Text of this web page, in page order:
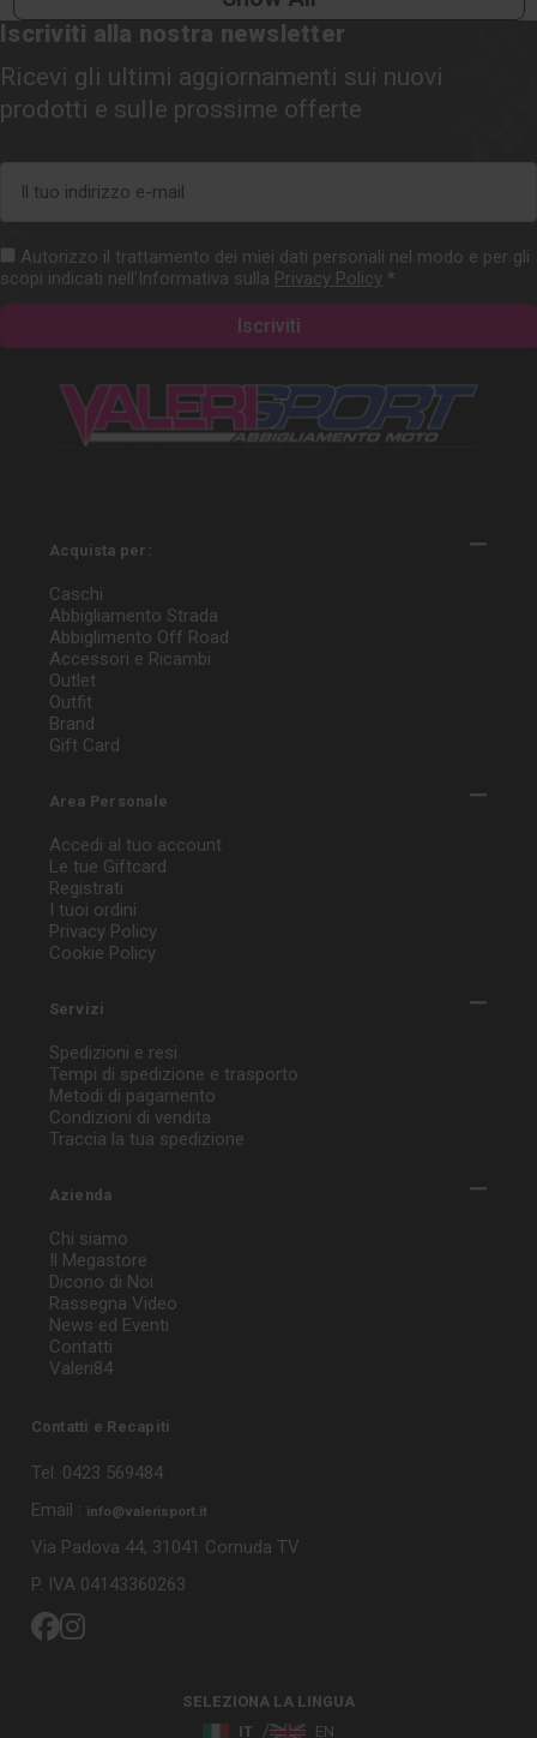
Iscriviti alla nostra newsletter
Ricevi gli ultimi aggiornamenti sui nuovi
prodotti e sulle prossime offerte
mail
Autorizzo il trattamento dei miei dati personali nel modo e per gli
scopi indicati nell'Informativa sulla Privacy Policy *
Acquista per:
Caschi
Abbigliamento Strada
Abbiglimento Off Road
Accessori e Ricambi
Outlet
Outfit
Brand
Gift Card
Area Personale
Accedi al tuo account
Le tue Giftcard
Registrati
I tuoi ordini
Privacy Policy
Cookie Policy
Servizi
Spedizioni e resi
Tempi di spedizione e trasporto
Metodi di pagamento
Condizioni di vendita
Traccia la tua spedizione
Azienda
Chi siamo
Il Megastore
Dicono di Noi
Rassegna Video
News ed Eventi
Contatti
Valeri84
Contatti e Recapiti
Tel. 0423 569484
Email : info@valerisport.it
Via Padova 44, 31041 Cornuda TV
P. IVA 04143360263
SELEZIONA LA LINGUA
IT
EN